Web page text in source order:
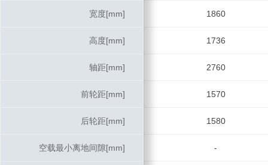
宽度[mm] 1860
高度[mm] 1736
轴距[mm] 2760
前轮距[mm] 1570
后轮距[mm] 1580
空载最小离地间隙[mm] -
宽度[mm]
高度[mm]
轴距[mm]
前轮距[mm]
后轮距[mm]
空载最小离地间隙[mm]